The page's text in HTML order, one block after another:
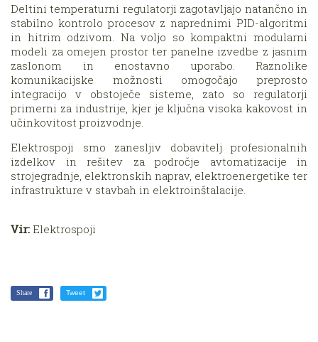
Deltini temperaturni regulatorji zagotavljajo natančno in
stabilno kontrolo procesov z naprednimi PID-algoritmi
in hitrim odzivom. Na voljo so kompaktni modularni
modeli za omejen prostor ter panelne izvedbe z jasnim
zaslonom in enostavno uporabo. Raznolike
komunikacijske možnosti omogočajo preprosto
integracijo v obstoječe sisteme, zato so regulatorji
primerni za industrije, kjer je ključna visoka kakovost in
učinkovitost proizvodnje.
Elektrospoji smo zanesljiv dobavitelj profesionalnih
izdelkov in rešitev za področje avtomatizacije in
strojegradnje, elektronskih naprav, elektroenergetike ter
infrastrukture v stavbah in elektroinštalacije.
Vir: Elektrospoji
Share Tweet